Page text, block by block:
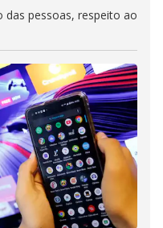
das pessoas, respeito ao